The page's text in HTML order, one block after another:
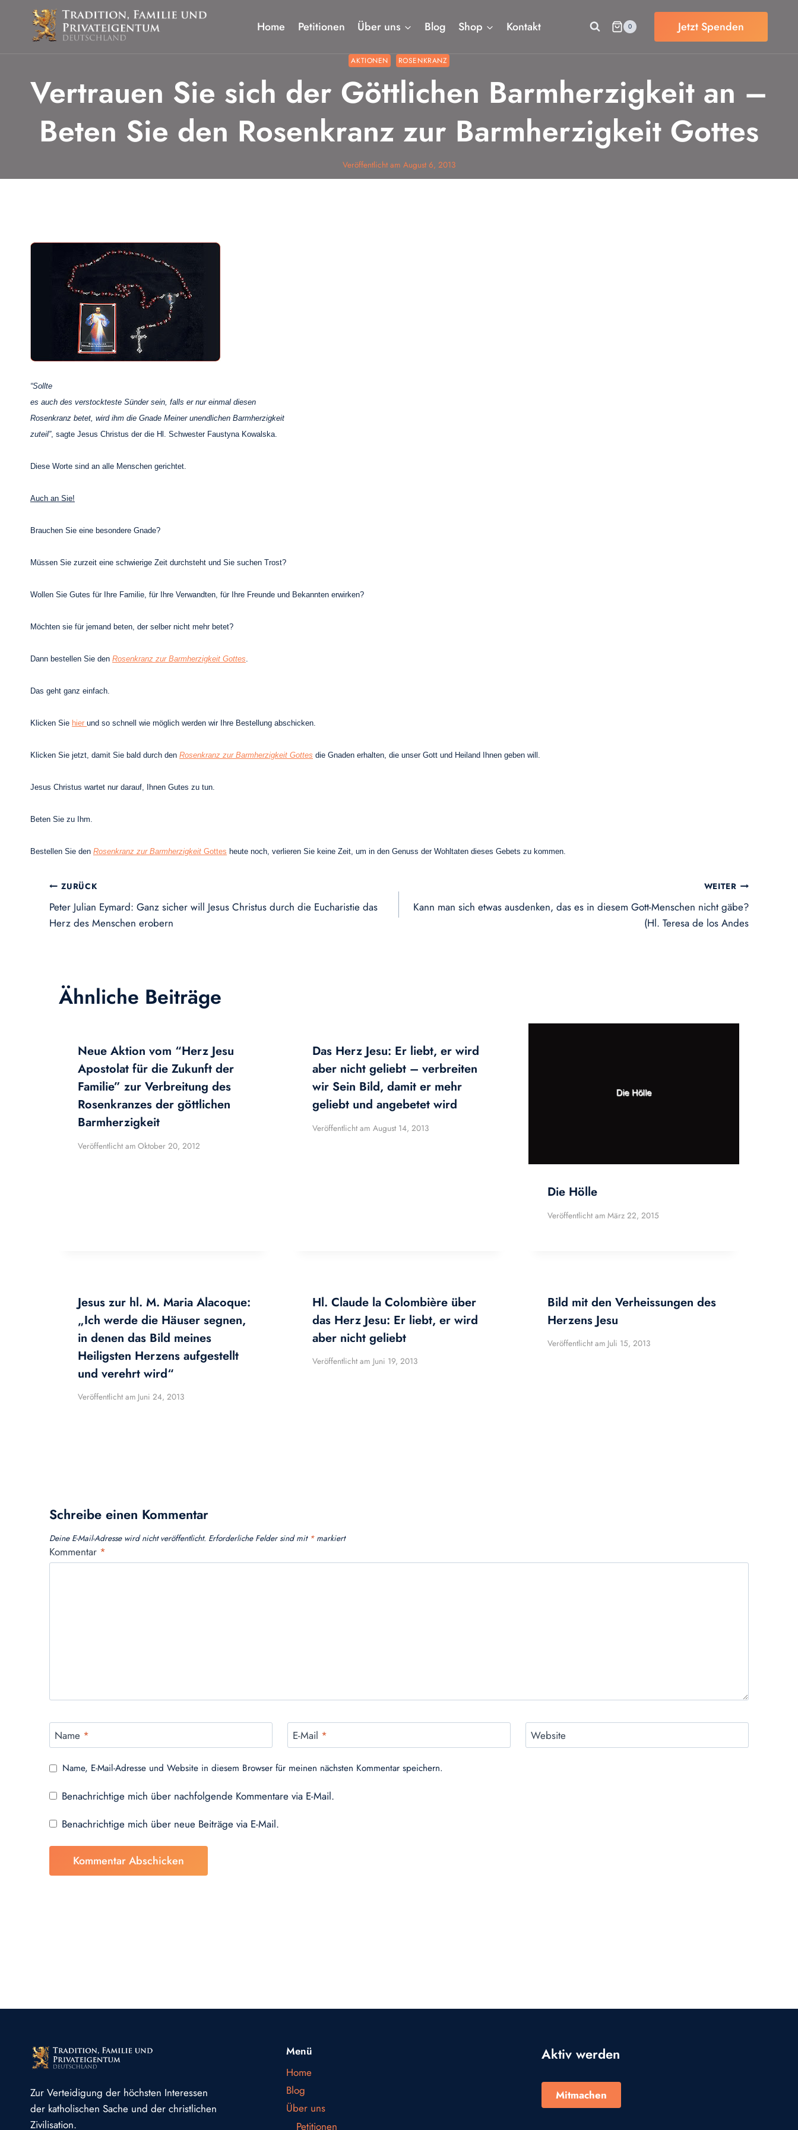
springen
Home Petitionen Über uns Blog Shop Kontakt 0 Jetzt Spenden
AKTIONEN ROSENKRANZ
Vertrauen Sie sich der Göttlichen Barmherzigkeit an –
Beten Sie den Rosenkranz zur Barmherzigkeit Gottes
Veröffentlicht am August 6, 2013
“Sollte
es auch des verstockteste Sünder sein, falls er nur einmal diesen
Rosenkranz betet, wird ihm die Gnade Meiner unendlichen Barmherzigkeit
zuteil”, sagte Jesus Christus der die Hl. Schwester Faustyna Kowalska.
Diese Worte sind an alle Menschen gerichtet.
Auch an Sie!
Brauchen Sie eine besondere Gnade?
Müssen Sie zurzeit eine schwierige Zeit durchsteht und Sie suchen Trost?
Wollen Sie Gutes für Ihre Familie, für Ihre Verwandten, für Ihre Freunde und Bekannten erwirken?
Möchten sie für jemand beten, der selber nicht mehr betet?
Dann bestellen Sie den Rosenkranz zur Barmherzigkeit Gottes.
Das geht ganz einfach.
Klicken Sie hier und so schnell wie möglich werden wir Ihre Bestellung abschicken.
Klicken Sie jetzt, damit Sie bald durch den Rosenkranz zur Barmherzigkeit Gottes die Gnaden erhalten, die unser Gott und Heiland Ihnen geben will.
Jesus Christus wartet nur darauf, Ihnen Gutes zu tun.
Beten Sie zu Ihm.
Bestellen Sie den Rosenkranz zur Barmherzigkeit Gottes heute noch, verlieren Sie keine Zeit, um in den Genuss der Wohltaten dieses Gebets zu kommen.
Beitragsnavigation
ZURÜCK
Peter Julian Eymard: Ganz sicher will Jesus Christus durch die Eucharistie das
Herz des Menschen erobern
WEITER
Kann man sich etwas ausdenken, das es in diesem Gott-Menschen nicht gäbe?
(Hl. Teresa de los Andes
Ähnliche Beiträge
Neue Aktion vom “Herz Jesu
Apostolat für die Zukunft der
Familie” zur Verbreitung des
Rosenkranzes der göttlichen
Barmherzigkeit
Veröffentlicht am Oktober 20, 2012
Das Herz Jesu: Er liebt, er wird
aber nicht geliebt – verbreiten
wir Sein Bild, damit er mehr
geliebt und angebetet wird
Veröffentlicht am August 14, 2013
Die Hölle
Veröffentlicht am März 22, 2015
Jesus zur hl. M. Maria Alacoque:
„Ich werde die Häuser segnen,
in denen das Bild meines
Heiligsten Herzens aufgestellt
und verehrt wird“
Veröffentlicht am Juni 24, 2013
Hl. Claude la Colombière über
das Herz Jesu: Er liebt, er wird
aber nicht geliebt
Veröffentlicht am Juni 19, 2013
Bild mit den Verheissungen des
Herzens Jesu
Veröffentlicht am Juli 15, 2013
Schreibe einen Kommentar
Deine E-Mail-Adresse wird nicht veröffentlicht. Erforderliche Felder sind mit *markiert
Kommentar *
Name * E-Mail * Website
Name, E-Mail-Adresse und Website in diesem Browser für meinen nächsten Kommentar speichern.
Benachrichtige mich über nachfolgende Kommentare via E-Mail.
Benachrichtige mich über neue Beiträge via E-Mail.
Zur Verteidigung der höchsten Interessen
der katholischen Sache und der christlichen
Zivilisation.
Menü
Home
Blog
Über uns
Petitionen
Aktiv werden
Mitmachen